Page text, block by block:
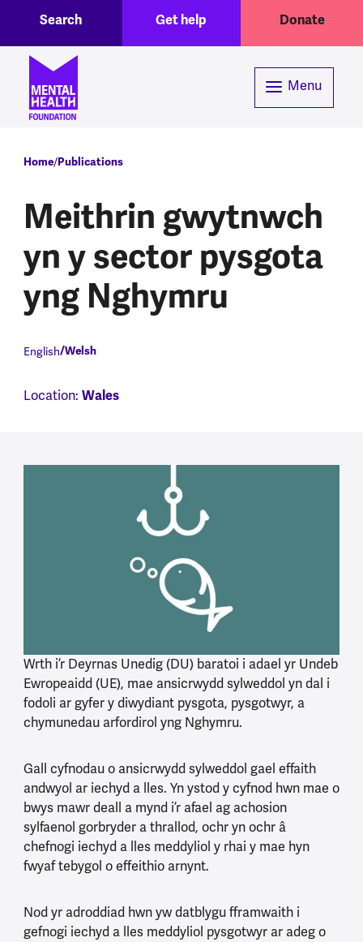
Header menuGet help Donate
Search
Menu
Breadcrumb
Home Publications
Meithrin gwytnwch
yn y sector pysgota
yng Nghymru
English Welsh
Location: Wales
Wrth i’r Deyrnas Unedig (DU) baratoi i adael yr Undeb
Ewropeaidd (UE), mae ansicrwydd sylweddol yn dal i
fodoli ar gyfer y diwydiant pysgota, pysgotwyr, a
chymunedau arfordirol yng Nghymru.
Gall cyfnodau o ansicrwydd sylweddol gael effaith
andwyol ar iechyd a lles. Yn ystod y cyfnod hwn mae o
bwys mawr deall a mynd i’r afael ag achosion
sylfaenol gorbryder a thrallod, ochr yn ochr â
chefnogi iechyd a lles meddyliol y rhai y mae hyn
fwyaf tebygol o effeithio arnynt.
Nod yr adroddiad hwn yw datblygu fframwaith i
gefnogi iechyd a lles meddyliol pysgotwyr ar adeg o